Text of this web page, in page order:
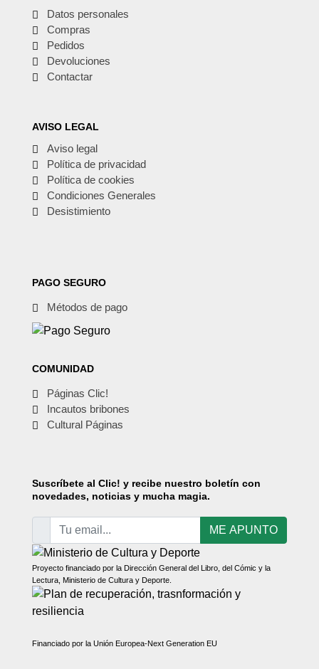
Datos personales
Compras
Pedidos
Devoluciones
Contactar
AVISO LEGAL
Aviso legal
Política de privacidad
Política de cookies
Condiciones Generales
Desistimiento
PAGO SEGURO
Métodos de pago
COMUNIDAD
Páginas Clic!
Incautos bribones
Cultural Páginas
Suscríbete al Clic! y recibe nuestro boletín con
novedades, noticias y mucha magia.
ME APUNTO
Proyecto financiado por la Dirección General del Libro, del Cómic y la
Lectura, Ministerio de Cultura y Deporte.
Financiado por la Unión Europea-Next Generation EU